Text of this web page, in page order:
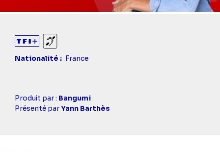
Sourds et malentendants
Nationalité
France
Casting
simba
Produit par : Bangumi
Présenté parYann Barthès